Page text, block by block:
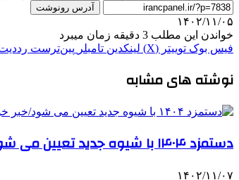
آدرس رونوشت
۱۴۰۲/۱۱/۰۵
خواندن این مطلب 3 دقیقه زمان میبرد
فیس بوک توییتر (X) لینکدین ‫تامبلر ‫پین‌ترست
نوشته های مشابه
دستمزد ۱۴۰۴ با شیوه جدید تعیین می شود/خبر خوش برای رانندگان تاکسی اینترنتی
۱۴۰۲/۱۱/۰۷